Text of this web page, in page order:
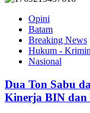
Opini
Batam
Breaking News
Hukum -
Nasional
Dua Ton Sabu
Kinerja BIN dan